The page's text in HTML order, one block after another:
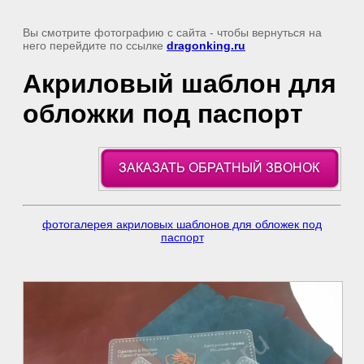
Вы смотрите фотографию с сайта - чтобы вернуться на
него перейдите по ссылке dragonking.ru
Акриловый шаблон для
обложки под паспорт
фотогалерея акриловых шаблонов для обложек под
паспорт